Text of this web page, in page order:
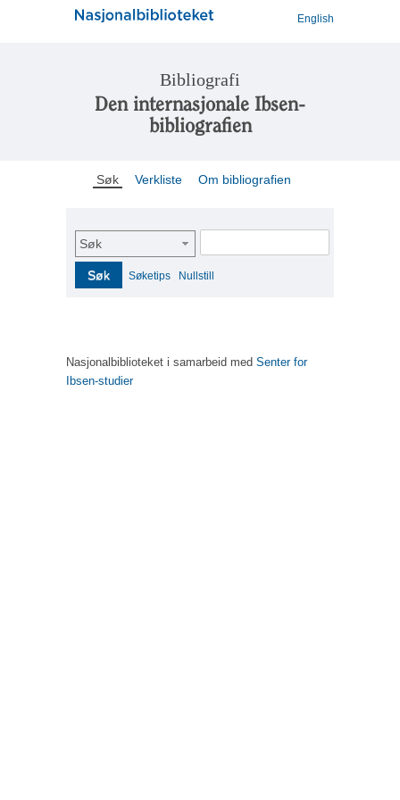
English
Bibliografi
Den internasjonale Ibsen-
bibliografien
Søk Verkliste Om bibliografien
Søk
Søk Søketips Nullstill
Nasjonalbiblioteket i samarbeid med Senter for
Ibsen-studier